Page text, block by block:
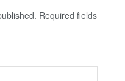
Required fields